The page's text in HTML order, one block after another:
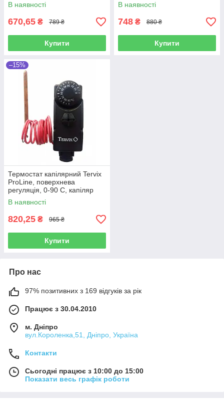
В наявності
670,65 ₴ 789 ₴
Купити
В наявності
748 ₴ 880 ₴
Купити
–15%
Термостат капілярний Tervix
ProLine, поверхнева
регуляція, 0-90 С, капіляр
1000 мм
В наявності
820,25 ₴ 965 ₴
Купити
Про нас
97% позитивних з 169 відгуків за рік
Працює з 30.04.2010
м. Дніпро
вул.Короленка,51, Дніпро, Україна
Контакти
Сьогодні працює з 10:00 до 15:00
Показати весь графік роботи